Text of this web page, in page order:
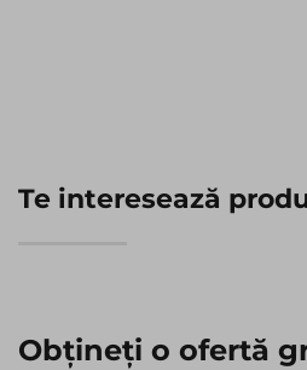
Te interesează
Obțineți o ofertă